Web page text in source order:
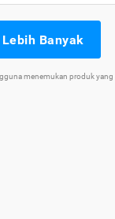
Banyak
menemukan produk